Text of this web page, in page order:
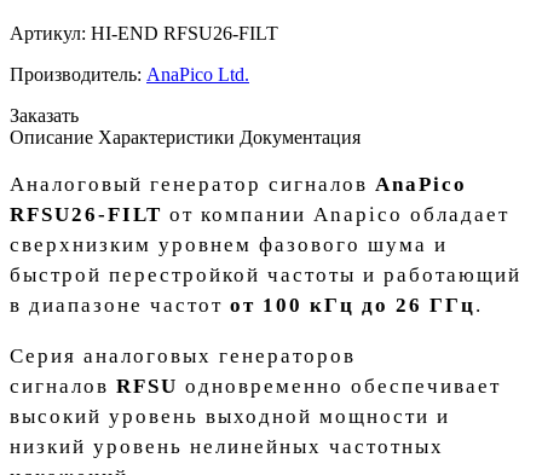
Артикул: HI-END RFSU26-FILT
Производитель: AnaPico Ltd.
Заказать
Описание Характеристики Документация
Аналоговый генератор сигналов AnaPico
RFSU26-FILT от компании Anapico обладает
сверхнизким уровнем фазового шума и
быстрой перестройкой частоты и работающий
в диапазоне частот от 100 кГц до 26 ГГц.
Серия аналоговых генераторов
сигналов RFSU одновременно обеспечивает
высокий уровень выходной мощности и
низкий уровень нелинейных частотных